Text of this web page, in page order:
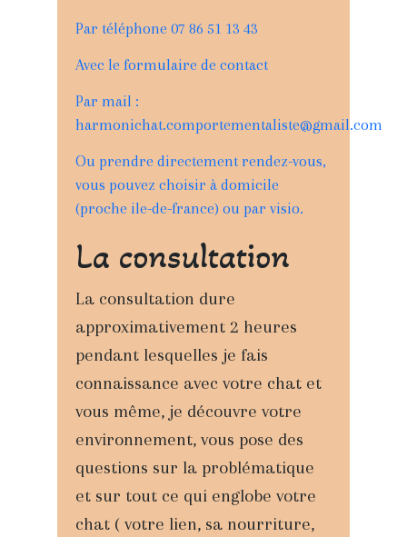
Par téléphone 07 86 51 13 43
Avec le formulaire de contact
Par mail :
harmonichat.comportementaliste@gmail.com
Ou prendre directement rendez-vous,
vous pouvez choisir à domicile
(proche ile-de-france) ou par visio.
La consultation
La consultation dure
approximativement 2 heures
pendant lesquelles je fais
connaissance avec votre chat et
vous même, je découvre votre
environnement, vous pose des
questions sur la problématique
et sur tout ce qui englobe votre
chat ( votre lien, sa nourriture,